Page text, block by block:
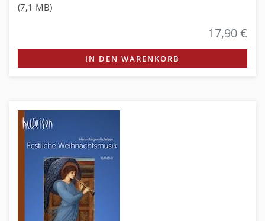
(7,1 MB)
17,90 €
IN DEN WARENKORB